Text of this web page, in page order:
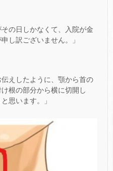
の日しかなくて、入院が金
し訳ございません。」
えしたように、顎から首の
根の部分から横に切開し
思います。」